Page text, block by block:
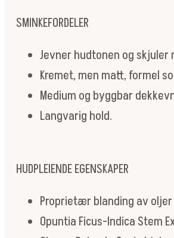
SMINKEFORDELER
Jevner hudtonen og
Kremet, men matt, formel
Medium og byggbar
Langvarig hold.
HUDPLEIENDE EGENSKAPER
Proprietær blanding av
Opuntia Ficus-Indica Stem